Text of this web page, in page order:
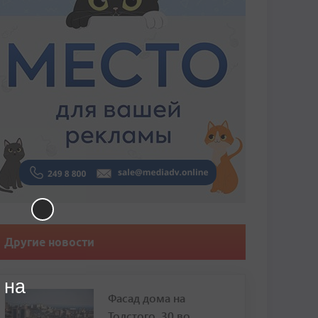
Другие новости
Фасад дома на